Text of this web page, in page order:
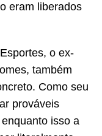
eram liberados
o ex-
também
Como seu
prováveis
isso a